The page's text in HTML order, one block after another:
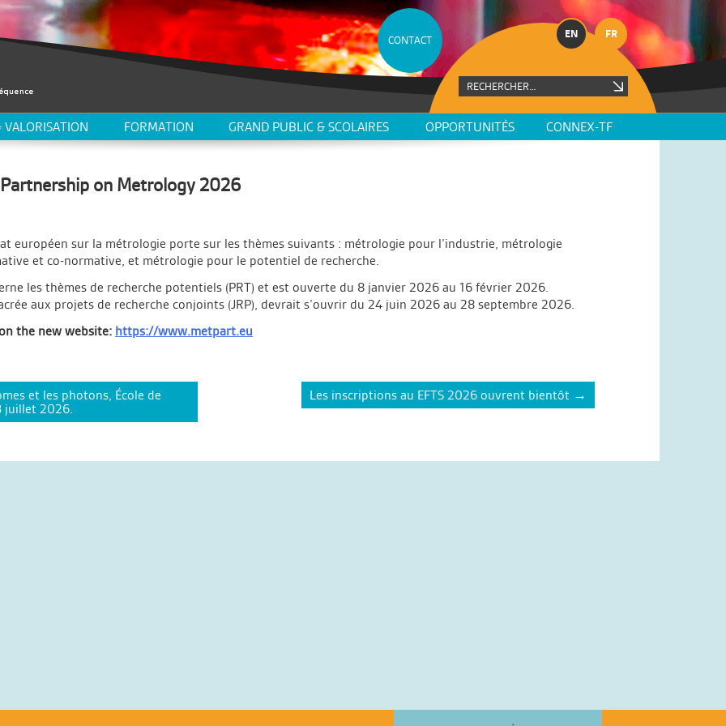
EN FR
CONTACT
VALORISATION FORMATION GRAND PUBLIC & SCOLAIRES OPPORTUNITÉS CONNEX-TF
on Metrology 2026
européen sur la métrologie porte sur les thèmes suivants : métrologie pour l’industrie, métrologie
et co-normative, et métrologie pour le potentiel de recherche.
les thèmes de recherche potentiels (PRT) et est ouverte du 8 janvier 2026 au 16 février 2026.
aux projets de recherche conjoints (JRP), devrait s’ouvrir du 24 juin 2026 au 28 septembre 2026.
the new website: https://www.metpart.eu
et les photons, École de
juillet 2026.
Les inscriptions au EFTS 2026 ouvrent bientôt →